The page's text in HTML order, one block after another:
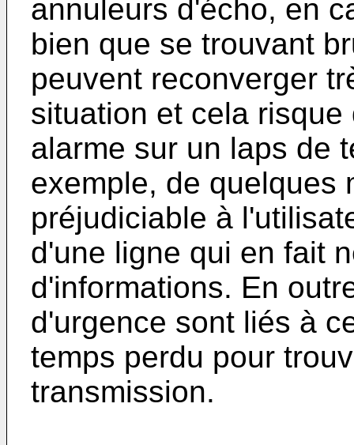
annuleurs d'écho, en
bien que se trouvant
peuvent reconverger
situation et cela
alarme sur un laps de
exemple, de quelques
préjudiciable à
d'une ligne qui en fait
d'informations. En
d'urgence sont liés à
temps perdu pour
transmission.